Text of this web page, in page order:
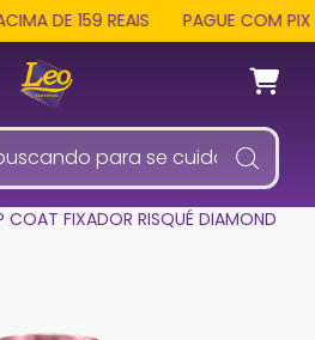
DE 159 REAIS PAGUE COM PIX
COAT FIXADOR RISQUÉ DIAMOND